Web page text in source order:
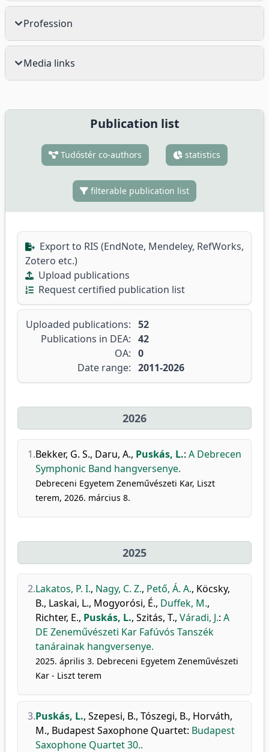
Profession
Media links
Publication list
Tudóstér co-authors statistics
filterable publication list
Export to RIS (EndNote, Mendeley, RefWorks,
Zotero etc.)
Upload publications
Request certified publication list
Uploaded publications: 52
Publications in DEA: 42
OA: 0
Date range: 2011-2026
2026
1.Bekker, G. S., Daru, A., Puskás, L.: A Debrecen
Symphonic Band hangversenye.
Debreceni Egyetem Zeneművészeti Kar, Liszt
terem, 2026. március 8.
2025
2.Lakatos, P. I., Nagy, C. Z., Pető, Á. A., Köcsky,
B., Laskai, L., Mogyorósi, É., Duffek, M.,
Richter, E., Puskás, L., Szitás, T., Váradi, J.: A
DE Zeneművészeti Kar Fafúvós Tanszék
tanárainak hangversenye.
2025. április 3. Debreceni Egyetem Zeneművészeti
Kar - Liszt terem
3.Puskás, L., Szepesi, B., Tószegi, B., Horváth,
M., Budapest Saxophone Quartet: Budapest
Saxophone Quartet 30..